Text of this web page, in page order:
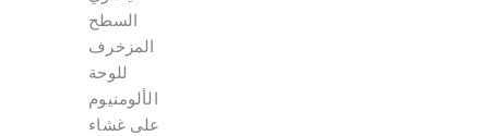
السطح
المزخرف
للوحة
الألومنيوم
على غشاء